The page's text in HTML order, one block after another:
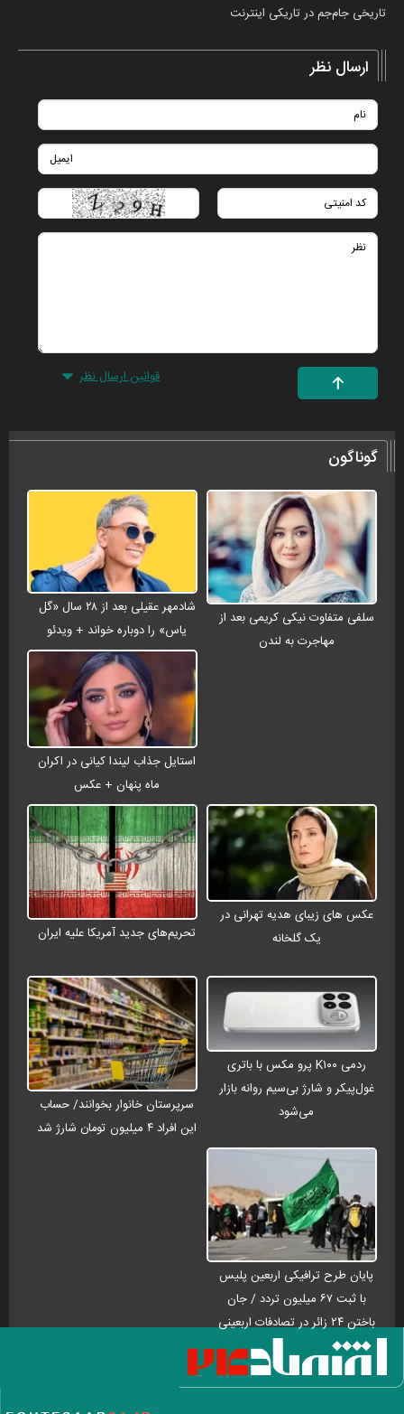
تاریخی جام‌جم در تاریکی اینترنت
ارسال نظر
قوانین ارسال نظر
گوناگون
سلفی متفاوت نیکی کریمی بعد از
مهاجرت به لندن
شادمهر عقیلی بعد از ۲۸ سال «گل
یاس» را دوباره خواند + ویدئو
استایل جذاب لیندا کیانی در اکران
ماه پنهان + عکس
عکس های زیبای هدیه تهرانی در
یک گلخانه
تحریم‌های جدید آمریکا علیه ایران
ردمی K۱۰۰ پرو مکس با باتری
غول‌پیکر و شارژ بی‌سیم روانه بازار
می‌شود
سرپرستان خانوار بخوانند/ حساب
این افراد ۴ میلیون تومان شارژ شد
پایان طرح ترافیکی اربعین پلیس
با ثبت ۶۷ میلیون تردد / جان
باختن ۲۴ زائر در تصادفات اربعینی